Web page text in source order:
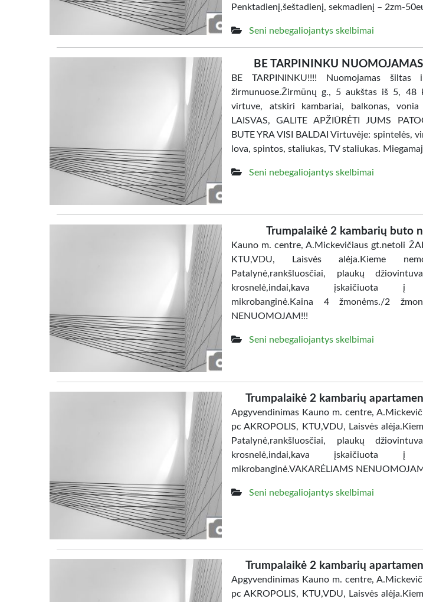
Penktadienį,šeštadienį, sekmadienį – 2zm-
Seni nebegaliojantys skelbimai
BE TARPININKU
BE TARPININKU!!!! Nuomojamas
žirmunuose.Žirmūnų g., 5 aukštas iš 5, 48
virtuve, atskiri kambariai, balkonas,
LAISVAS, GALITE APŽIŪRĖTI JUMS
BUTE YRA VISI BALDAI Virtuvėje: spintelės,
lova, spintos, staliukas, TV staliukas.
Seni nebegaliojantys skelbimai
Trumpalaikė 2 kambarių buto
Kauno m. centre, A.Mickevičiaus gt.netoli
KTU,VDU, Laisvės alėja.Kieme
Patalynė,rankšluosčiai, plaukų
krosnelė,indai,kava įskaičiuota į
mikrobanginė.Kaina 4 žmonėms./2
NENUOMOJAM!!!
Seni nebegaliojantys skelbimai
Trumpalaikė 2 kambarių
Apgyvendinimas Kauno m. centre,
pc AKROPOLIS, KTU,VDU, Laisvės
Patalynė,rankšluosčiai, plaukų
krosnelė,indai,kava įskaičiuota į
mikrobanginė.VAKARĖLIAMS
Seni nebegaliojantys skelbimai
Trumpalaikė 2 kambarių
Apgyvendinimas Kauno m. centre,
pc AKROPOLIS, KTU,VDU, Laisvės